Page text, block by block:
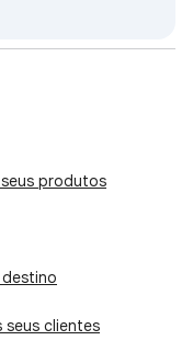
produtos
clientes